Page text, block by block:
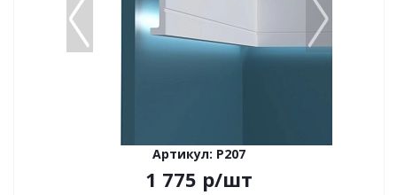
Артикул: P207
1 775 р/шт